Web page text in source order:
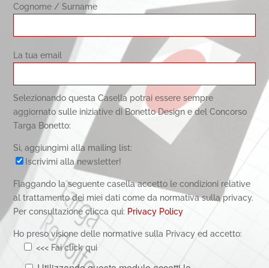
Cognome / Surname
La tua email
Selezionando questa Casella potrai essere sempre
aggiornato sulle iniziative di Bonetto Design e del Concorso
Targa Bonetto:
Si, aggiungimi alla mailing list:
Iscrivimi alla newsletter!
Flaggando la seguente casella accetto le condizioni relative
al trattamento dei miei dati come da normativa sulla privacy.
Per consultazione clicca qui: Privacy Policy
Ho preso visione delle normative sulla Privacy ed accetto:
<<< Fai click qui